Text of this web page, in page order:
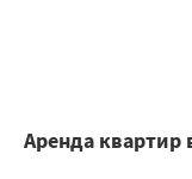
Аренда квартир